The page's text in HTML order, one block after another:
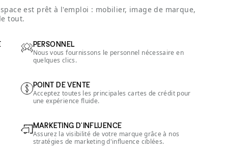
est prêt à l'emploi : mobilier, image de marque,
tout.
PERSONNEL
Nous vous fournissons le personnel nécessaire en
quelques clics.
POINT DE VENTE
Acceptez toutes les principales cartes de crédit pour
une expérience fluide.
MARKETING D'INFLUENCE
Assurez la visibilité de votre marque grâce à nos
stratégies de marketing d'influence ciblées.